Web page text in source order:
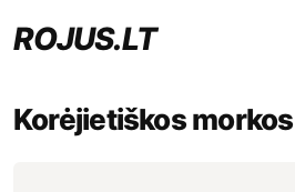
ROJUS.LT
Korėjietiškos morkos